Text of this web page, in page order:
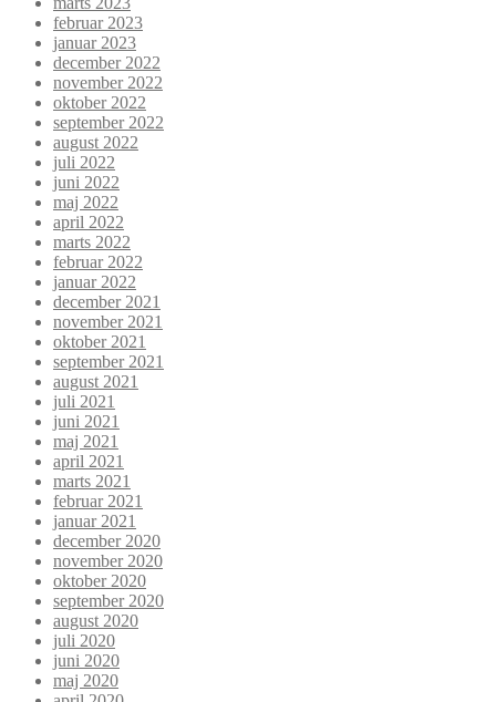
februar 2023
januar 2023
december 2022
november 2022
oktober 2022
september 2022
august 2022
juli 2022
juni 2022
maj 2022
april 2022
marts 2022
februar 2022
januar 2022
december 2021
november 2021
oktober 2021
september 2021
august 2021
juli 2021
juni 2021
maj 2021
april 2021
marts 2021
februar 2021
januar 2021
december 2020
november 2020
oktober 2020
september 2020
august 2020
juli 2020
juni 2020
maj 2020